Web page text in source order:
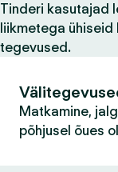
Tinderi kasutajad
liikmetega ühiseid
tegevused.
Matkamine,
põhjusel õues